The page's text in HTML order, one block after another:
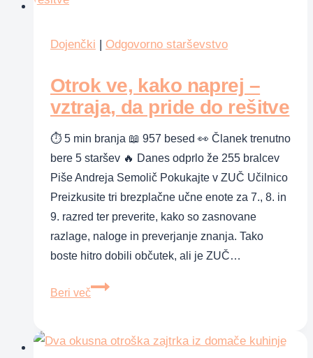
ušes
Dojenčki Odgovorno starševstvo
Otrok ve, kako naprej –
vztraja, da pride do rešitve
⏱ 5 min branja 📖 957 besed 👀 Članek trenutno
bere 5 staršev 🔥 Danes odprlo že 255 bralcev
Piše Andreja Semolič Pokukajte v ZUČ Učilnico
Preizkusite tri brezplačne učne enote za 7., 8. in
9. razred ter preverite, kako so zasnovane
razlage, naloge in preverjanje znanja. Tako
boste hitro dobili občutek, ali je ZUČ…
Beri več
Otrok
naprej